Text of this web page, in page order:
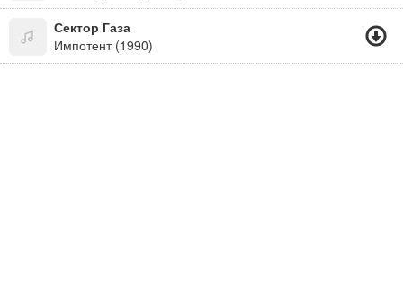
Сектор Газа
Импотент (1990)